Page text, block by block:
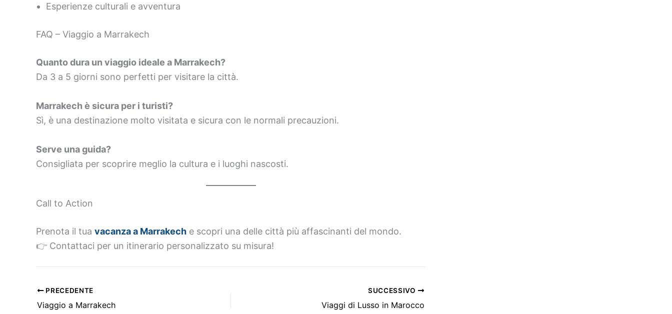
Esperienze culturali e avventura
FAQ – Viaggio a Marrakech
Quanto dura un viaggio ideale a Marrakech?
Da 3 a 5 giorni sono perfetti per visitare la città.
Marrakech è sicura per i turisti?
Sì, è una destinazione molto visitata e sicura con le normali precauzioni.
Serve una guida?
Consigliata per scoprire meglio la cultura e i luoghi nascosti.
Call to Action
Prenota il tua vacanza a Marrakech e scopri una delle città più affascinanti del mondo.
👉 Contattaci per un itinerario personalizzato su misura!
PRECEDENTE
Viaggio a Marrakech
SUCCESSIVO
Viaggi di Lusso in Marocco